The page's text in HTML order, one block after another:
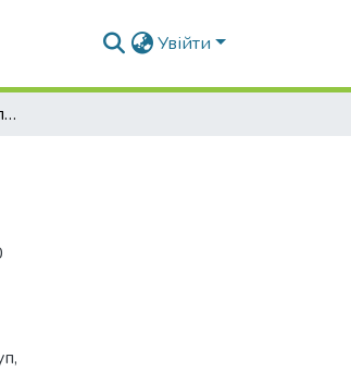
Увійти
Продуктивність сортів пепіно у весняних теплицях